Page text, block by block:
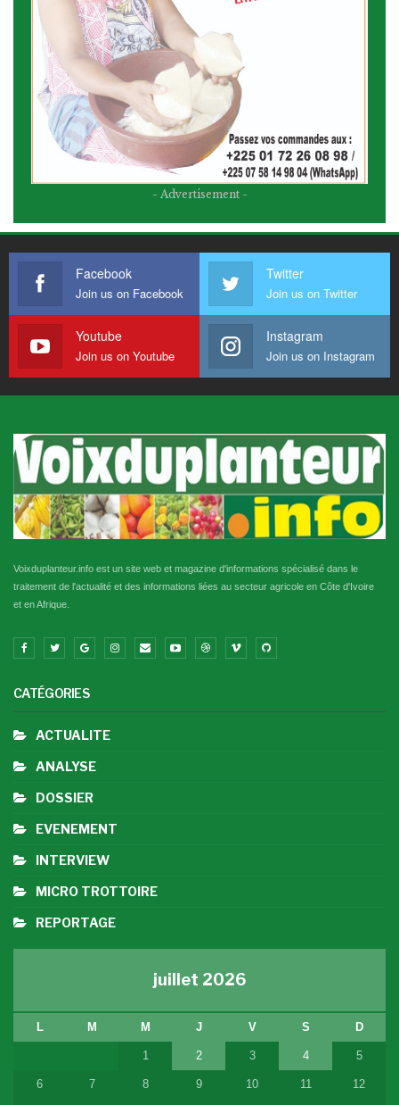
- Advertisement -
Facebook
Join us on Facebook
Twitter
Join us on Twitter
Youtube
Join us on Youtube
Instagram
Join us on Instagram
Voixduplanteur.info est un site web et magazine d'informations spécialisé dans le
traitement de l'actualité et des informations liées au secteur agricole en Côte d'Ivoire
et en Afrique.
CATÉGORIES
ACTUALITE
ANALYSE
DOSSIER
EVENEMENT
INTERVIEW
MICRO TROTTOIRE
REPORTAGE
juillet 2026
L M M J V S D
1 2 3 4 5
6 7 8 9 10 11 12